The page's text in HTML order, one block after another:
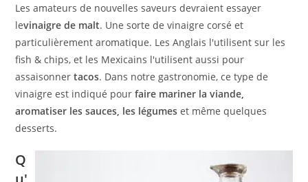
Les amateurs de nouvelles saveurs devraient essayer
levinaigre de malt. Une sorte de vinaigre corsé et
particulièrement aromatique. Les Anglais l'utilisent sur les
fish & chips, et les Mexicains l'utilisent aussi pour
assaisonnertacos. Dans notre gastronomie, ce type de
vinaigre est indiqué pourfaire mariner la viande,
aromatiser les sauces, les légumes et même quelques
desserts.
Q